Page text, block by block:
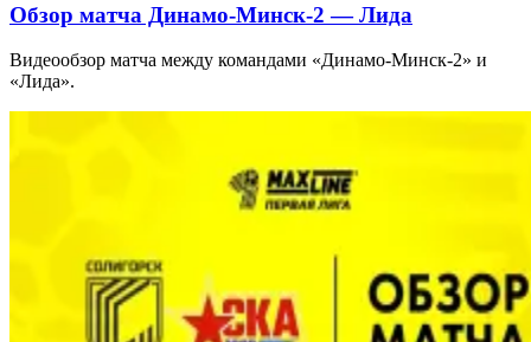
Обзор матча Динамо-Минск-2 — Лида
Видеообзор матча между командами «Динамо-Минск-2» и
«Лида».